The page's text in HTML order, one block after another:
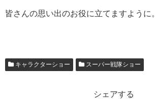
皆さんの思い出のお役に立てますように。
キャラクターショー スーパー戦隊ショー
シェアする